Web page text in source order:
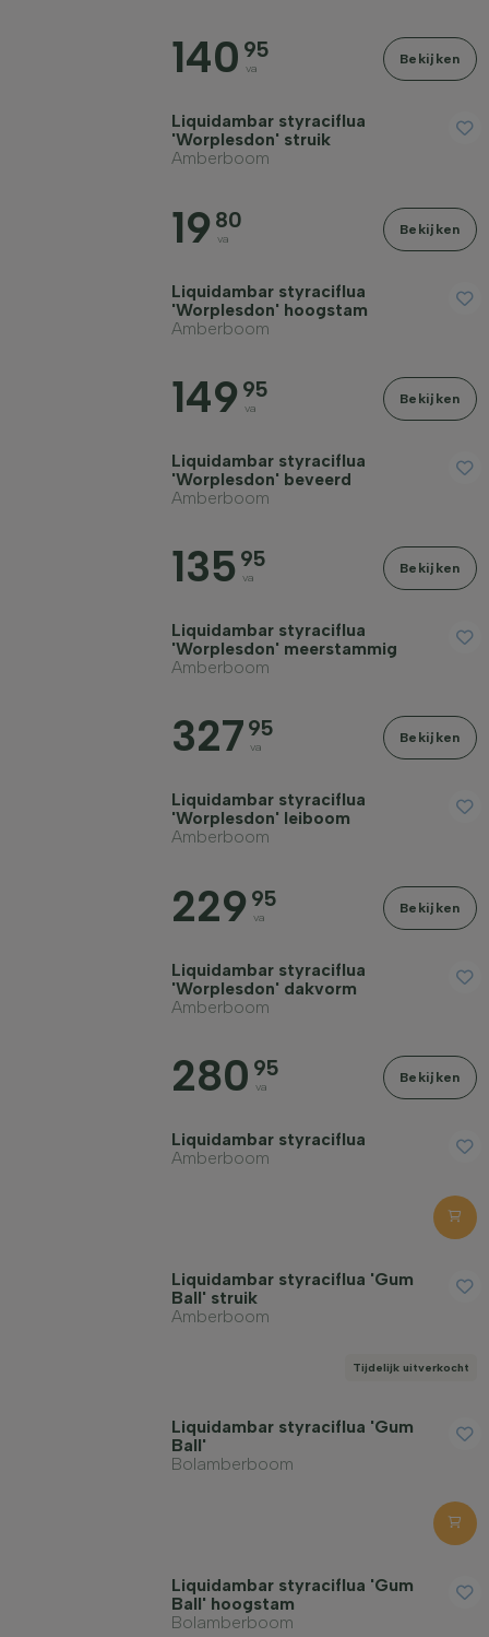
140 95
va
Bekijken
Liquidambar styraciflua
'Worplesdon' struik
Amberboom
19 80
va
Bekijken
Liquidambar styraciflua
'Worplesdon' hoogstam
Amberboom
149 95
va
Bekijken
Liquidambar styraciflua
'Worplesdon' beveerd
Amberboom
135 95
va
Bekijken
Liquidambar styraciflua
'Worplesdon' meerstammig
Amberboom
327 95
va
Bekijken
Liquidambar styraciflua
'Worplesdon' leiboom
Amberboom
229 95
va
Bekijken
Liquidambar styraciflua
'Worplesdon' dakvorm
Amberboom
280 95
va
Bekijken
Liquidambar styraciflua
Amberboom
Liquidambar styraciflua 'Gum
Ball' struik
Amberboom
Tijdelijk uitverkocht
Liquidambar styraciflua 'Gum
Ball'
Bolamberboom
Liquidambar styraciflua 'Gum
Ball' hoogstam
Bolamberboom